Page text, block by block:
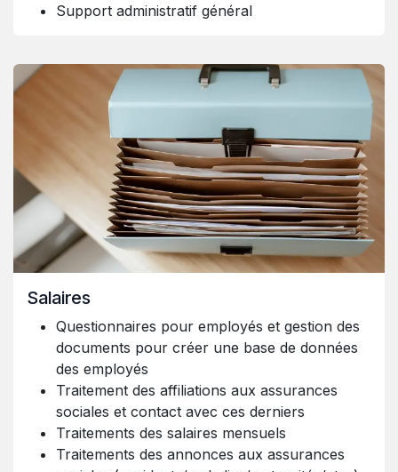
Support administratif général
Salaires
Questionnaires pour employés et gestion des
documents pour créer une base de données
des employés
Traitement des affiliations aux assurances
sociales et contact avec ces derniers
Traitements des salaires mensuels
Traitements des annonces aux assurances